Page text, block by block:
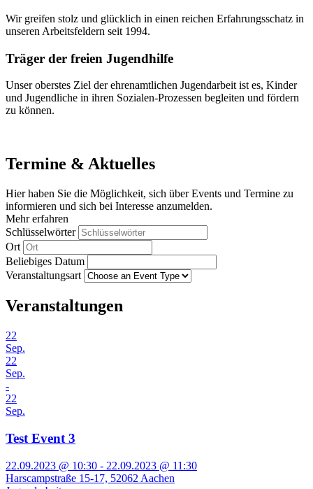
Wir greifen stolz und glücklich in einen reichen Erfahrungsschatz in
unseren Arbeitsfeldern seit 1994.
Träger der freien Jugendhilfe
Unser oberstes Ziel der ehrenamtlichen Jugendarbeit ist es, Kinder
und Jugendliche in ihren Sozialen-Prozessen begleiten und fördern
zu können.
Termine & Aktuelles
Hier haben Sie die Möglichkeit, sich über Events und Termine zu
informieren und sich bei Interesse anzumelden.
Mehr erfahren
Schlüsselwörter
Ort
Beliebiges Datum
Veranstaltungsart
Veranstaltungen
22
Sep.
22
Sep.
-
22
Sep.
Test Event 3
22.09.2023 @ 10:30 - 22.09.2023 @ 11:30
Harscampstraße 15-17, 52062 Aachen